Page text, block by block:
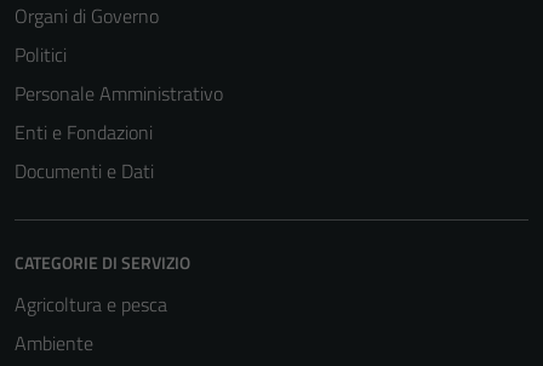
Organi di Governo
Politici
Personale Amministrativo
Enti e Fondazioni
Documenti e Dati
CATEGORIE DI SERVIZIO
Agricoltura e pesca
Ambiente